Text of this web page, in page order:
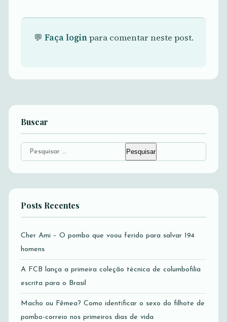
💬 Faça loginpara comentar neste post.
Buscar
Pesquisar
por:
Posts Recentes
Cher Ami – O pombo que voou ferido para salvar 194
homens
A FCB lança a primeira coleção técnica de columbofilia
escrita para o Brasil
Macho ou Fêmea? Como identificar o sexo do filhote de
pombo-correio nos primeiros dias de vida